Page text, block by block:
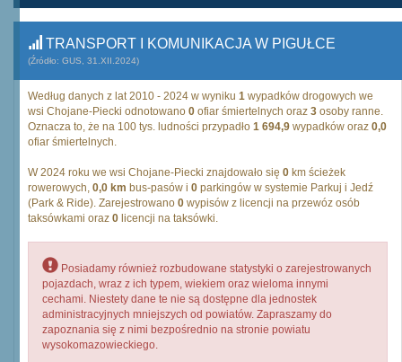
TRANSPORT I KOMUNIKACJA W PIGUŁCE
(Źródło: GUS, 31.XII.2024)
Według danych z lat 2010 - 2024 w wyniku 1 wypadków drogowych we
wsi Chojane-Piecki odnotowano 0 ofiar śmiertelnych oraz 3 osoby ranne.
Oznacza to, że na 100 tys. ludności przypadło 1 694,9 wypadków oraz 0,0
ofiar śmiertelnych.
W 2024 roku we wsi Chojane-Piecki znajdowało się 0 km ścieżek
rowerowych, 0,0 km bus-pasów i 0 parkingów w systemie Parkuj i Jedź
(Park & Ride). Zarejestrowano 0 wypisów z licencji na przewóz osób
taksówkami oraz 0 licencji na taksówki.
Posiadamy również rozbudowane statystyki o zarejestrowanych
pojazdach, wraz z ich typem, wiekiem oraz wieloma innymi
cechami. Niestety dane te nie są dostępne dla jednostek
administracyjnych mniejszych od powiatów. Zapraszamy do
zapoznania się z nimi bezpośrednio na stronie powiatu
wysokomazowieckiego.